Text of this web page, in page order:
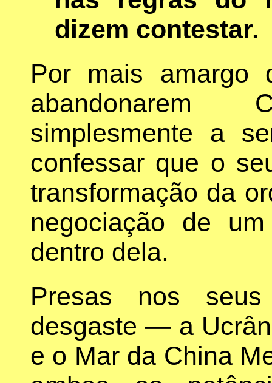
dizem contestar.
Por mais amargo
simplesmente a
confessar que o
transformação da
negociação de
dentro dela.
Presas nos
desgaste — a
e o Mar da China